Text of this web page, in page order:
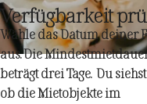
Verfügbarkeit
Wähle das Datum deiner
aus. Die
beträgt drei Tage. Du
ob die Mietobjekte im